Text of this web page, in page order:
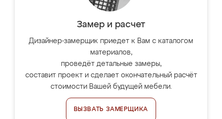
Замер и расчет
Дизайнер-замерщик приедет к Вам с каталогом
материалов,
проведёт детальные замеры,
составит проект и сделает окончательный расчёт
стоимости Вашей будущей мебели.
ВЫЗВАТЬ ЗАМЕРЩИКА